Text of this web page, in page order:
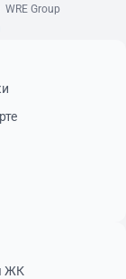
WRE Group
ЖК